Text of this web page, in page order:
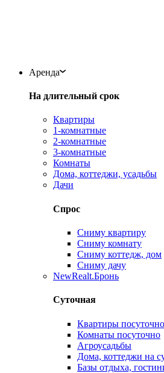
Аренда
На длительный срок
Квартиры
1-комнатные
2-комнатные
3-комнатные
Комнаты
Дома, коттеджи, усадьбы
Дачи
Спрос
Сниму квартиру
Сниму комнату
Сниму коттедж, дом
Сниму дачу
NewRealt.Бронь
Суточная
Квартиры посуточно
Комнаты посуточно
Агроусадьбы
Дома, коттеджи на
Базы отдыха,